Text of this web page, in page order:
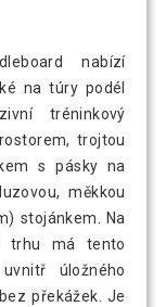
nabízí
na túry podél
tréninkový
trojtou
s pásky na
měkkou
stojánkem. Na
trhu má tento
úložného
překážek. Je